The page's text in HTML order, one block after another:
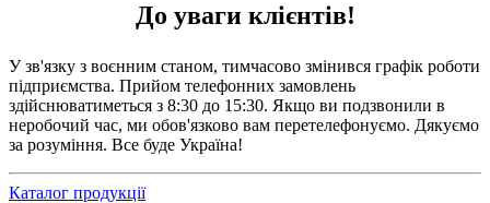
До уваги клієнтів!
У зв'язку з воєнним станом, тимчасово змінився графік роботи
підприємства. Прийом телефонних замовлень
здійснюватиметься з 8:30 до 15:30. Якщо ви подзвонили в
неробочий час, ми обов'язково вам перетелефонуємо. Дякуємо
за розуміння. Все буде Україна!
Каталог продукції